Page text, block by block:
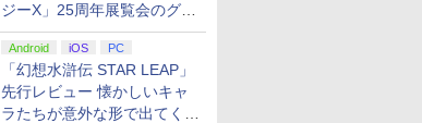
ジーX」25周年展覧会のグッ
ズ情報が公開
Android iOS PC
「幻想水滸伝 STAR LEAP」
先行レビュー 懐かしいキャ
ラたちが意外な形で出てくる